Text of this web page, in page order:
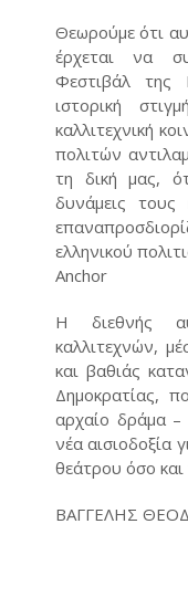
Θεωρούμε ότι
έρχεται να
Φεστιβάλ της
ιστορική
καλλιτεχνική
πολιτών
τη δική μας,
δυνάμεις
ελληνικού
Anchor
Η διεθνής
καλλιτεχνών,
και βαθιάς
Δημοκρατίας,
αρχαίο δράμα –
νέα αισιοδοξία
θεάτρου όσο
ΒΑΓΓΕΛΗΣ